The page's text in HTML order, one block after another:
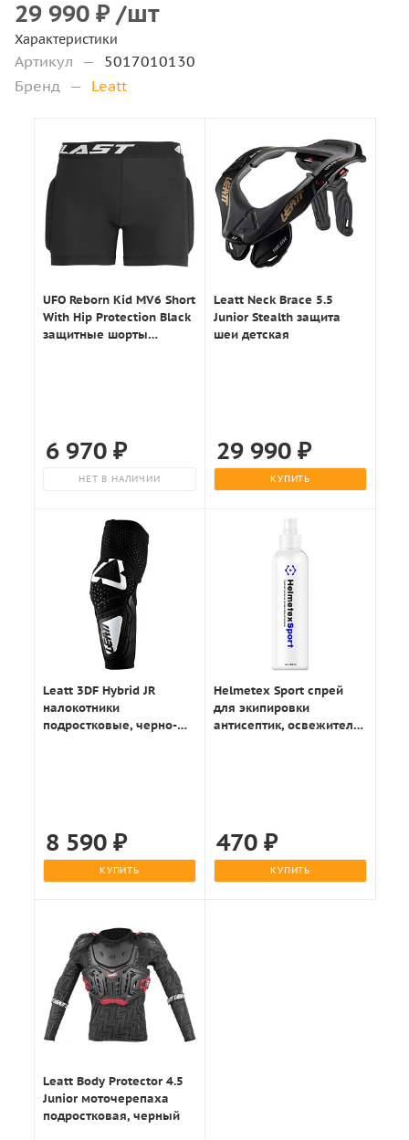
29 990 ₽ /шт
Характеристики
Артикул — 5017010130
Бренд
— Leatt
UFO Reborn Kid MV6 Short
With Hip Protection Black
защитные шорты
6 970₽
НЕТ В НАЛИЧИИ
Leatt Neck Brace 5.5
Junior Stealth защита
шеи детская
29 990 ₽
КУПИТЬ
Leatt 3DF Hybrid JR
налокотники
подростковые, черно-
8 590₽
КУПИТЬ
Helmetex Sport спрей
для экипировки
антисептик, освежитель
470 ₽
КУПИТЬ
Leatt Body Protector 4.5
Junior моточерепаха
подростковая, черный